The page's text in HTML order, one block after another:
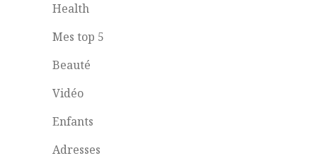
Health
Mes top 5
Beauté
Vidéo
Enfants
Adresses